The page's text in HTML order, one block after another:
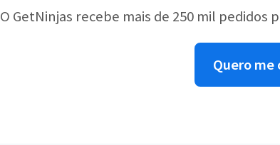
O GetNinjas recebe mais de 250 mil
Quero